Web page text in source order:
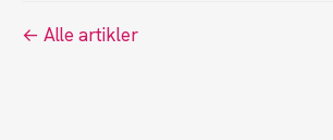
← Alle artikler